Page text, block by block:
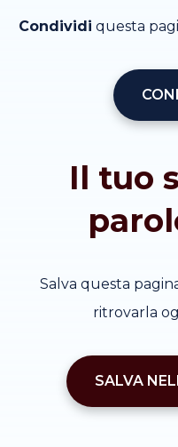
Condividi questa
Il tuo
Salva questa
ritrovarla
SALVA